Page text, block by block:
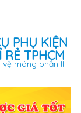
PHỤ KIỆN
RẺ TPHCM